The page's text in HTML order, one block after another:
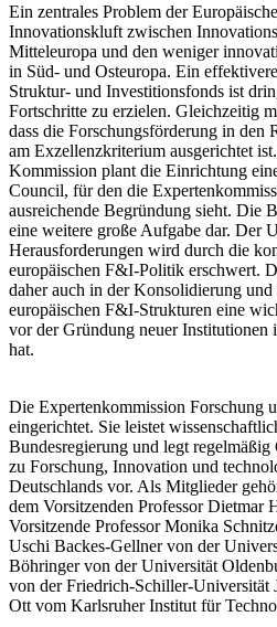
Ein zentrales Problem der
Innovationskluft zwischen
Mitteleuropa und den weniger
in Süd- und Osteuropa. Ein
Struktur- und Investitionsfonds ist
Fortschritte zu erzielen. Gleichzeitig
dass die Forschungsförderung in den
am Exzellenzkriterium ausgerichtet
Kommission plant die Einrichtung
Council, für den die
ausreichende Begründung sieht. Die
eine weitere große Aufgabe dar. Der
Herausforderungen wird durch die
europäischen F&I-Politik erschwert.
daher auch in der Konsolidierung
europäischen F&I-Strukturen eine
vor der Gründung neuer
hat.
Die Expertenkommission Forschung
eingerichtet. Sie leistet
Bundesregierung und legt
zu Forschung, Innovation und
Deutschlands vor. Als Mitglieder
dem Vorsitzenden Professor Dietmar
Vorsitzende Professor Monika
Uschi Backes-Gellner von der
Böhringer von der Universität
von der Friedrich-Schiller-Universität
Ott vom Karlsruher Institut für